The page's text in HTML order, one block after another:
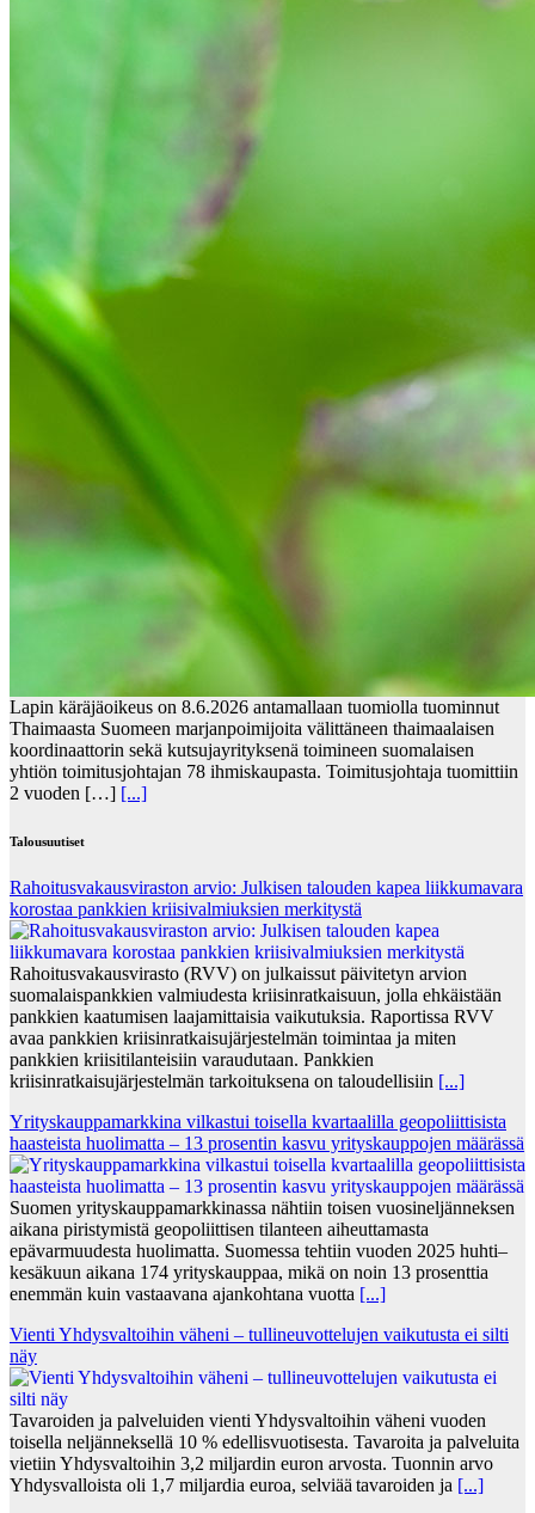
Lapin käräjäoikeus on 8.6.2026 antamallaan tuomiolla tuominnut
Thaimaasta Suomeen marjanpoimijoita välittäneen thaimaalaisen
koordinaattorin sekä kutsujayrityksenä toimineen suomalaisen
yhtiön toimitusjohtajan 78 ihmiskaupasta. Toimitusjohtaja tuomittiin
2 vuoden […] [...]
Talousuutiset
Rahoitusvakausviraston arvio: Julkisen talouden kapea liikkumavara
korostaa pankkien kriisivalmiuksien merkitystä
Rahoitusvakausvirasto (RVV) on julkaissut päivitetyn arvion
suomalaispankkien valmiudesta kriisinratkaisuun, jolla ehkäistään
pankkien kaatumisen laajamittaisia vaikutuksia. Raportissa RVV
avaa pankkien kriisinratkaisujärjestelmän toimintaa ja miten
pankkien kriisitilanteisiin varaudutaan. Pankkien
kriisinratkaisujärjestelmän tarkoituksena on taloudellisiin [...]
Yrityskauppamarkkina vilkastui toisella kvartaalilla geopoliittisista
haasteista huolimatta – 13 prosentin kasvu yrityskauppojen määrässä
Suomen yrityskauppamarkkinassa nähtiin toisen vuosineljänneksen
aikana piristymistä geopoliittisen tilanteen aiheuttamasta
epävarmuudesta huolimatta. Suomessa tehtiin vuoden 2025 huhti–
kesäkuun aikana 174 yrityskauppaa, mikä on noin 13 prosenttia
enemmän kuin vastaavana ajankohtana vuotta [...]
Vienti Yhdysvaltoihin väheni – tullineuvottelujen vaikutusta ei silti
näy
Tavaroiden ja palveluiden vienti Yhdysvaltoihin väheni vuoden
toisella neljänneksellä 10 % edellisvuotisesta. Tavaroita ja palveluita
vietiin Yhdysvaltoihin 3,2 miljardin euron arvosta. Tuonnin arvo
Yhdysvalloista oli 1,7 miljardia euroa, selviää tavaroiden ja [...]